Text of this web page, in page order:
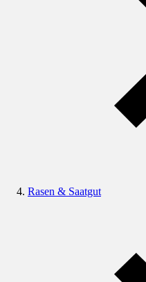
Rasen & Saatgut